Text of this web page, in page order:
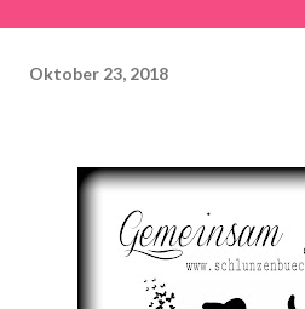
Oktober 23, 2018